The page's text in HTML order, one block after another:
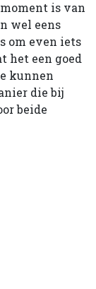
is van
wel eens
om even iets
het een goed
kunnen
die bij
beide